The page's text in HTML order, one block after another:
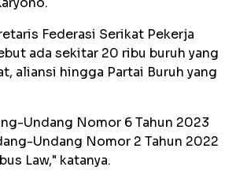
Federasi Serikat Pekerja
ada sekitar 20 ribu buruh yang
aliansi hingga Partai Buruh yang
Undang Nomor 6 Tahun 2023
Undang Nomor 2 Tahun 2022
Law," katanya.